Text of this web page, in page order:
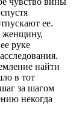
ее.
женщину,
руке
найти
в тот
за шагом
некогда